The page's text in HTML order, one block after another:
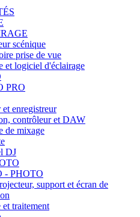
scénique
prise de vue
et logiciel d'éclairage
PRO
enregistreur
contrôleur et DAW
de mixage
DJ
- PHOTO
support et écran de
traitement